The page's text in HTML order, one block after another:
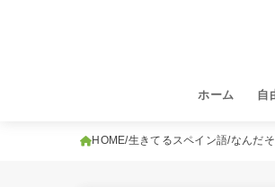
ホーム 自
HOME 生きてるスペイン語 なんだ